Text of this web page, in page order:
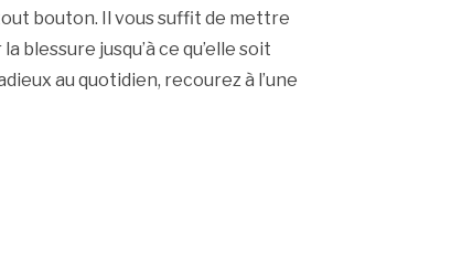
bouton. Il vous suffit de mettre
jusqu’à ce qu’elle soit
au quotidien, recourez à l’une